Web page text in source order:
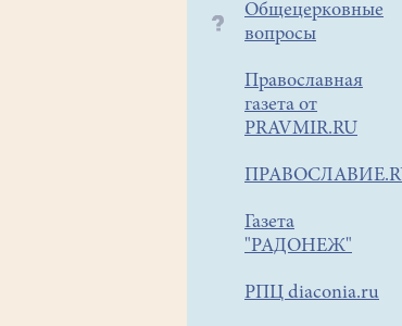
Общецерковные
вопросы
Православная
газета от
PRAVMIR.RU
Газета
"РАДОНЕЖ"
РПЦ diaconia.ru